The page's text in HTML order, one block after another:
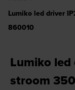
Lumiko led driver
860010
Lumiko
stroom